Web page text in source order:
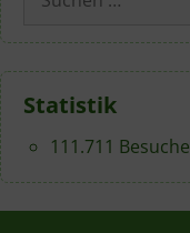
nach:
Statistik
111.711 Besuche